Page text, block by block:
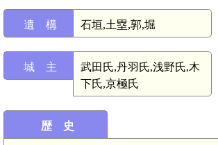
遺 構 石垣,土塁,郭,堀
城 主
武田氏,丹羽氏,浅野氏,木
下氏,京極氏
歴 史